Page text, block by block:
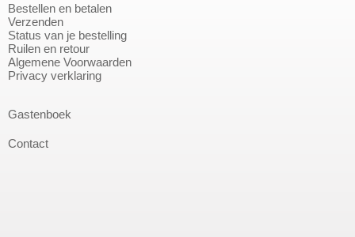
Bestellen en betalen
Verzenden
Status van je bestelling
Ruilen en retour
Algemene Voorwaarden
Privacy verklaring
Gastenboek
Contact